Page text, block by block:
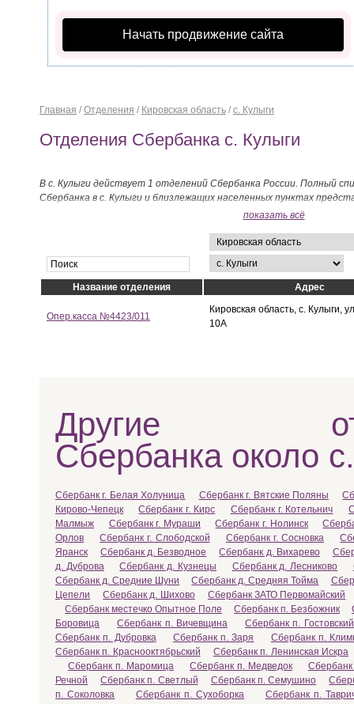
Начать продвижение сайта
Главная / Отделения / Кировская область / с. Кулыги
Отделения Сбербанка с. Кулыги
В с. Кулыги действует 1 отделений Сбербанка России. Полный
Сбербанка в с. Кулыги и близлежащих населенных пунктах
показать всё
Название отделения Адрес
Опер.касса №4423/011
Кировская область, с. Кулыги,
10А
Другие
Сбербанка около
Сбербанк г. Белая Холуница Сбербанк г. Вятские Поляны
Кирово-Чепецк
Сбербанк г. Кирс Сбербанк г. Котельнич
Малмыж
Сбербанк г. Мураши Сбербанк г. Нолинск
Орлов
Сбербанк г. Слободской Сбербанк г. Сосновка
Яранск
Сбербанк д. Безводное Сбербанк д. Вихарево
д. Дуброва
Сбербанк д. Кузнецы Сбербанк д. Лесниково
Сбербанк д. Средние Шуни
Сбербанк д. Средняя Тойма
Цепели
Сбербанк д. Шихово
Сбербанк ЗАТО Первомайский
Сбербанк местечко Опытное Поле
Сбербанк п. Безбожник
Боровица
Сбербанк п. Вичевщина
Сбербанк п. Гостовский
Сбербанк п. Дубровка
Сбербанк п. Заря
Сбербанк п.
Сбербанк п. Краснооктябрьский
Сбербанк п. Ленинская Искра
Сбербанк п. Маромица
Сбербанк п. Медведок
Речной
Сбербанк п. Светлый Сбербанк п. Семушино
п. Соколовка
Сбербанк п. Сухоборка
Сбербанк п.